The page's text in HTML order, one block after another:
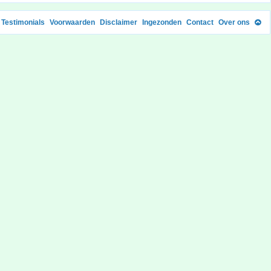
Testimonials Voorwaarden Disclaimer Ingezonden Contact Over ons